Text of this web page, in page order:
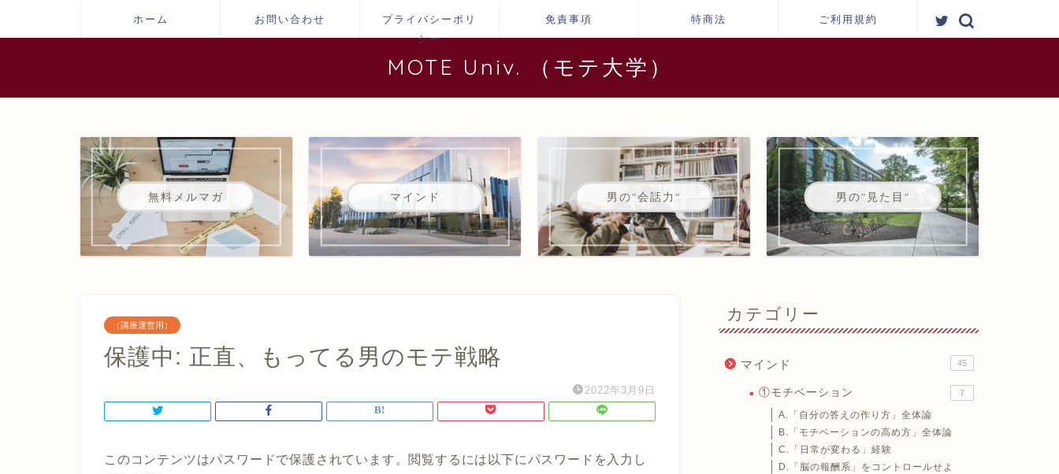
ホーム お問い合わせ
プライバシーポリ
シー
免責事項 特商法 ご利用規約
MOTE Univ. （モテ大学）
無料メルマガ マインド 男の"会話力" 男の"見た目"
（講座運営用）
保護中: 正直、もってる男のモテ戦略
2022年3月9日
このコンテンツはパスワードで保護されています。閲覧するには以下にパスワードを入力し
カテゴリー
マインド 45
①モチベーション 7
A.「自分の答えの作り方」全体論
B.「モチベーションの高め方」全体論
C.「日常が変わる」経験
D.「脳の報酬系」をコントロールせよ